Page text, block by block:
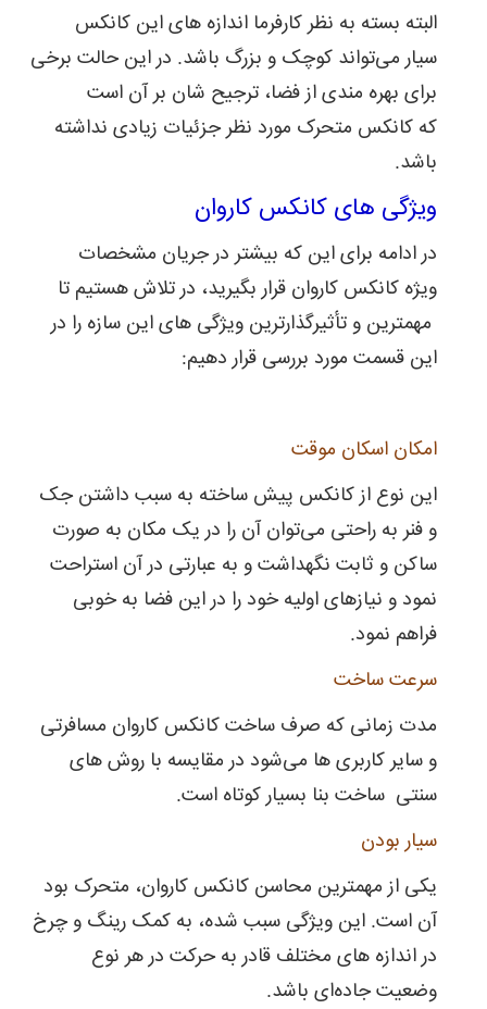
البته بسته به نظر کارفرما اندازه های این کانکس
سیار می‌تواند کوچک و بزرگ باشد. در این حالت برخی
برای بهره مندی از فضا، ترجیح شان بر آن است
که کانکس متحرک مورد نظر جزئیات زیادی نداشته
باشد.
ویژگی های کانکس کاروان
در ادامه برای این که بیشتر در جریان مشخصات
ویژه کانکس کاروان قرار بگیرید، در تلاش هستیم تا
مهمترین و تأثیرگذارترین ویژگی های این سازه را در
این قسمت مورد بررسی قرار ‌دهیم:
امکان اسکان موقت
این نوع از کانکس پیش ساخته به سبب داشتن جک
و فنر به راحتی می‌توان آن را در یک مکان به صورت
ساکن و ثابت نگهداشت و به عبارتی در آن استراحت
نمود و نیازهای اولیه خود را در این فضا به خوبی
فراهم نمود.
سرعت ساخت
مدت زمانی که صرف ساخت کانکس کاروان مسافرتی
و سایر کاربری ها می‌شود در مقایسه با روش های
سنتی ساخت بنا بسیار کوتاه است.
سیار بودن
یکی از مهمترین محاسن کانکس کاروان، متحرک بود
آن است. این ویژگی سبب شده، به کمک رینگ و چرخ
در اندازه های مختلف قادر به حرکت در هر نوع
وضعیت جاده‌ای باشد.